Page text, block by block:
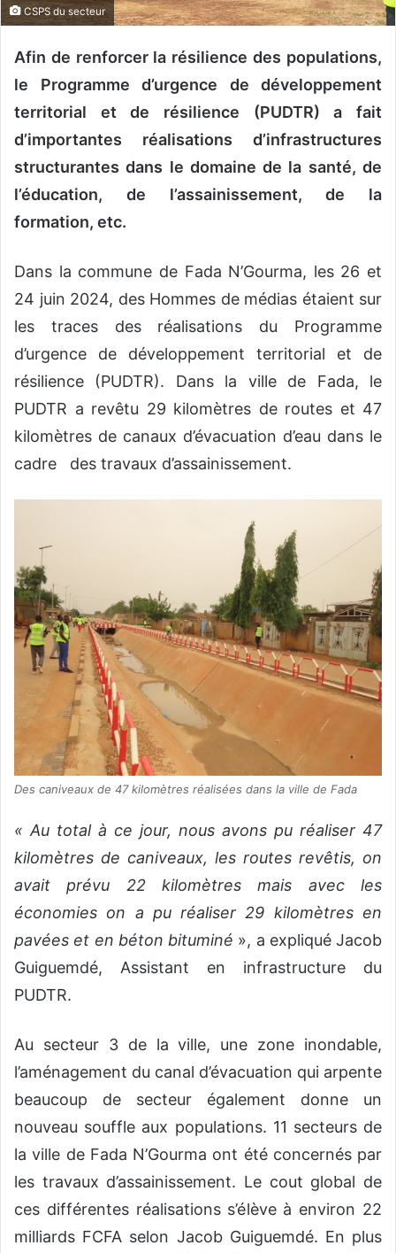
c
u
e
CSPS du secteur
Afin de renforcer la résilience des populations,
le Programme d’urgence de développement
territorial et de résilience (PUDTR) a fait
d’importantes réalisations d’infrastructures
structurantes dans le domaine de la santé, de
l’éducation, de l’assainissement, de la
formation, etc.
Dans la commune de Fada N’Gourma, les 26 et
24 juin 2024, des Hommes de médias étaient sur
les traces des réalisations du Programme
d’urgence de développement territorial et de
résilience (PUDTR). Dans la ville de Fada, le
PUDTR a revêtu 29 kilomètres de routes et 47
kilomètres de canaux d’évacuation d’eau dans le
cadre des travaux d’assainissement.
Des caniveaux de 47 kilomètres réalisées dans la ville de Fada
« Au total à ce jour, nous avons pu réaliser 47
kilomètres de caniveaux, les routes revêtis, on
avait prévu 22 kilomètres mais avec les
économies on a pu réaliser 29 kilomètres en
pavées et en béton bituminé », a expliqué Jacob
Guiguemdé, Assistant en infrastructure du
PUDTR.
Au secteur 3 de la ville, une zone inondable,
l’aménagement du canal d’évacuation qui arpente
beaucoup de secteur également donne un
nouveau souffle aux populations. 11 secteurs de
la ville de Fada N’Gourma ont été concernés par
les travaux d’assainissement. Le cout global de
ces différentes réalisations s’élève à environ 22
milliards FCFA selon Jacob Guiguemdé. En plus